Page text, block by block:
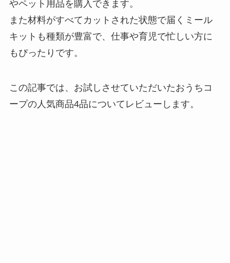
やペット用品を購入できます。
また材料がすべてカットされた状態で届くミール
キットも種類が豊富で、仕事や育児で忙しい方に
もぴったりです。
この記事では、お試しさせていただいたおうちコ
ープの人気商品4品についてレビューします。